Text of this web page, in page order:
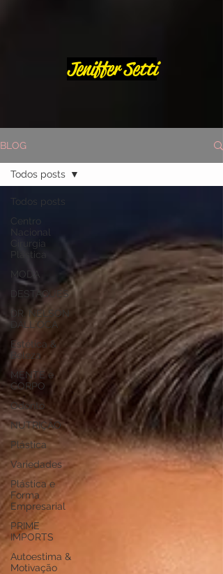
Jeniffer Setti
BLOG
Todos posts
Centro
Nacional
Cirurgia
Plástica
MODA
DESTAQUES
DR. NELSON
DALL`OCA
Estética &
Beleza
MENTE e
CORPO
Odonto
NUTRIÇÃO
Plástica
Variedades
Plástica e
Forma
Empresarial
PRIME
IMPORTS
Autoestima &
Motivação
Todos posts